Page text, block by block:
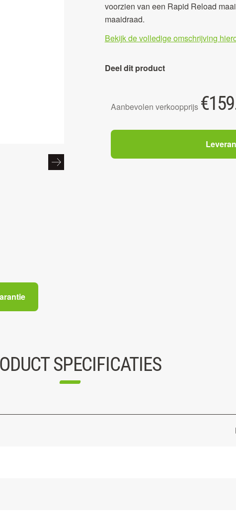
voorzien van een Rapid Reload
maaidraad.
Bekijk de volledige omschrijving
Deel dit product
Aanbevolen verkoopprijs €
SPECIFICATIES